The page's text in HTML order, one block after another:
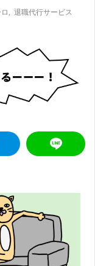
退職代行サービス